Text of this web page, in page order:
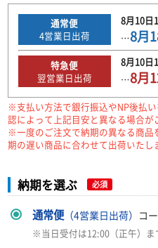
通常便
4営業日出荷
8月10日
…8月
特急便
翌営業日出荷
8月10日
…8月
※支払い方法で銀行振込やNP後払
認によって上記目安と異なる場合が
※一度のご注文で納期の異なる商品
期の遅い商品に合わせて出荷いたし
納期を選ぶ 必須
通常便（4営業日出荷） コ
※当日受付は12:00（正午）ま